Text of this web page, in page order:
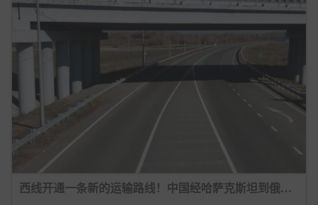
西线开通一条新的运输路线！中国经哈萨克斯坦到俄罗斯的最短路径！